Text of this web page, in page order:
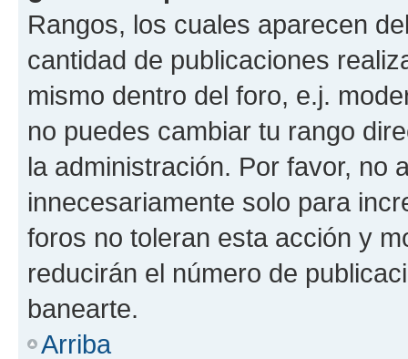
Rangos, los cuales aparecen
cantidad de publicaciones
mismo dentro del foro, e.j.
no puedes cambiar tu rango
la administración. Por favor, no
innecesariamente solo para
foros no toleran esta acción y
reducirán el número de
banearte.
Arriba